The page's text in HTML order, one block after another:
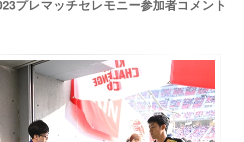
プレマッチセレモニー参加者コメント